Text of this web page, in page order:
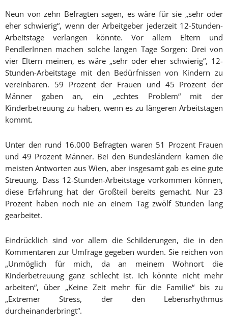
Neun von zehn Befragten sagen, es wäre für sie „sehr oder
eher schwierig“, wenn der Arbeitgeber jederzeit 12-Stunden-
Arbeitstage verlangen könnte. Vor allem Eltern und
PendlerInnen machen solche langen Tage Sorgen: Drei von
vier Eltern meinen, es wäre „sehr oder eher schwierig“, 12-
Stunden-Arbeitstage mit den Bedürfnissen von Kindern zu
vereinbaren. 59 Prozent der Frauen und 45 Prozent der
Männer gaben an, ein „echtes Problem“ mit der
Kinderbetreuung zu haben, wenn es zu längeren Arbeitstagen
kommt.
Unter den rund 16.000 Befragten waren 51 Prozent Frauen
und 49 Prozent Männer. Bei den Bundesländern kamen die
meisten Antworten aus Wien, aber insgesamt gab es eine gute
Streuung. Dass 12-Stunden-Arbeitstage vorkommen können,
diese Erfahrung hat der Großteil bereits gemacht. Nur 23
Prozent haben noch nie an einem Tag zwölf Stunden lang
gearbeitet.
Eindrücklich sind vor allem die Schilderungen, die in den
Kommentaren zur Umfrage gegeben wurden. Sie reichen von
„Unmöglich für mich, da an meinem Wohnort die
Kinderbetreuung ganz schlecht ist. Ich könnte nicht mehr
arbeiten“, über „Keine Zeit mehr für die Familie“ bis zu
„Extremer Stress, der den Lebensrhythmus
durcheinanderbringt“.